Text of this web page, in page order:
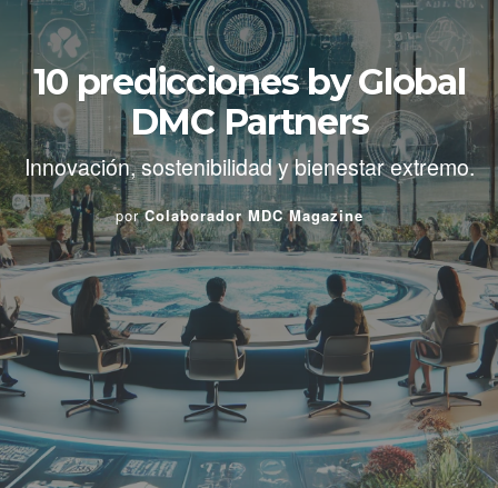
10 predicciones by Global
DMC Partners
Innovación, sostenibilidad y bienestar extremo.
por Colaborador MDC Magazine